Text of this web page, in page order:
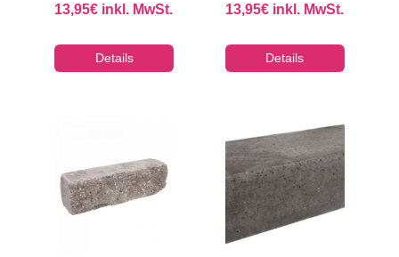
13,95€ inkl. MwSt.
Details
13,95€ inkl. MwSt.
Details